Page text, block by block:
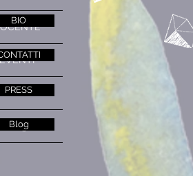
EVENTI
Blog
BIO
PRESS
Blog